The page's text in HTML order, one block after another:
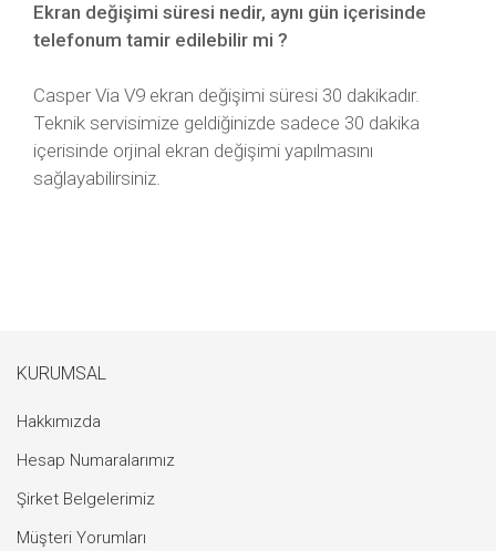
Ekran değişimi süresi nedir, aynı gün içerisinde
telefonum tamir edilebilir mi ?
Casper Via V9 ekran değişimi süresi 30 dakikadır.
Teknik servisimize geldiğinizde sadece 30 dakika
içerisinde orjinal ekran değişimi yapılmasını
sağlayabilirsiniz.
KURUMSAL
Hakkımızda
Hesap Numaralarımız
Şirket Belgelerimiz
Müşteri Yorumları